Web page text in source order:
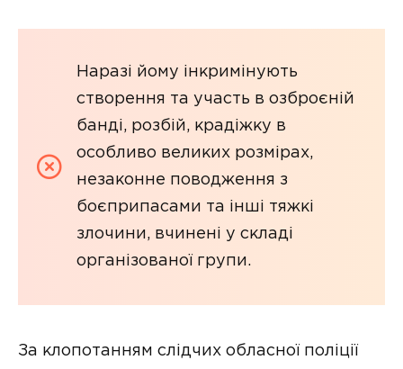
Наразі йому інкримінують
створення та участь в озброєній
банді, розбій, крадіжку в
особливо великих розмірах,
незаконне поводження з
боєприпасами та інші тяжкі
злочини, вчинені у складі
організованої групи.
За клопотанням слідчих обласної поліції